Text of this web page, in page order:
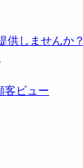
供しませんか？
客ビュー